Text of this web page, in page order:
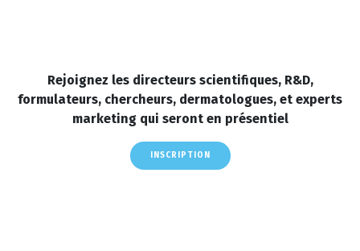
Rejoignez les directeurs scientifiques, R&D,
formulateurs, chercheurs, dermatologues, et experts
marketing qui seront en présentiel
INSCRIPTION